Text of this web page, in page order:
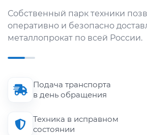
Собственный парк техники
оперативно и безопасно
металлопрокат по всей России.
Подача транспорта
в день обращения
Техника в исправном
состоянии